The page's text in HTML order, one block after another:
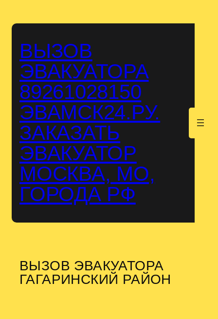
ВЫЗОВ
ЭВАКУАТОРА
89261028150
ЭВАМСК24.РУ.
ЗАКАЗАТЬ
ЭВАКУАТОР
МОСКВА, МО,
ГОРОДА РФ
ВЫЗОВ ЭВАКУАТОРА
ГАГАРИНСКИЙ РАЙОН